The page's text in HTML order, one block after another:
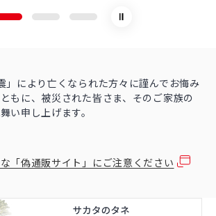
」により亡くなられた方々に謹んでお悔み
もに、被災された皆さま、そのご家族の
い申し上げます。
な「偽通販サイト」にご注意ください